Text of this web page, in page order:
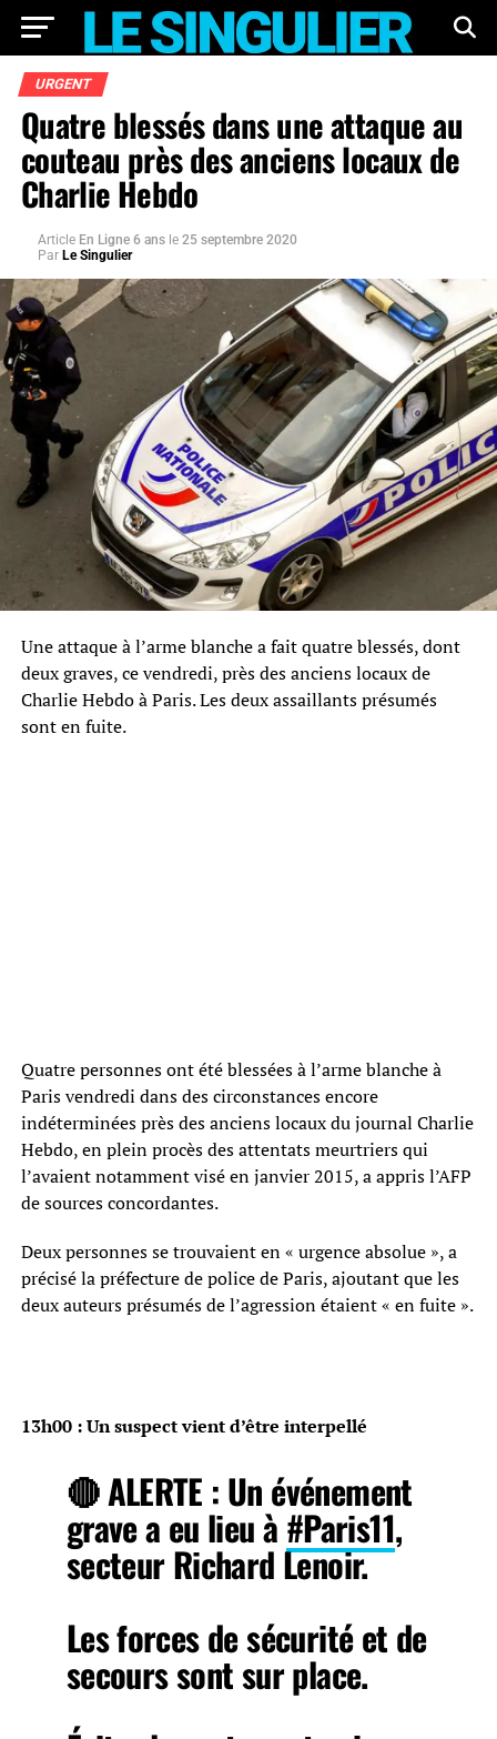
URGENT
Quatre blessés dans une attaque au
couteau près des anciens locaux de
Charlie Hebdo
Article En Ligne 6 ans le 25 septembre 2020
Par Le Singulier
Une attaque à l’arme blanche a fait quatre blessés, dont
deux graves, ce vendredi, près des anciens locaux de
Charlie Hebdo à Paris. Les deux assaillants présumés
sont en fuite.
Quatre personnes ont été blessées à l’arme blanche à
Paris vendredi dans des circonstances encore
indéterminées près des anciens locaux du journal Charlie
Hebdo, en plein procès des attentats meurtriers qui
l’avaient notamment visé en janvier 2015, a appris l’AFP
de sources concordantes.
Deux personnes se trouvaient en « urgence absolue », a
précisé la préfecture de police de Paris, ajoutant que les
deux auteurs présumés de l’agression étaient « en fuite ».
13h00 : Un suspect vient d’être interpellé
🔴 ALERTE : Un événement
grave a eu lieu à #Paris11,
secteur Richard Lenoir.
Les forces de sécurité et de
secours sont sur place.